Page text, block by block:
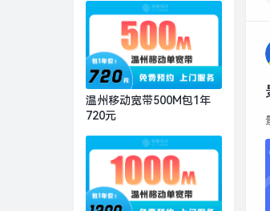
温州移动宽带500M包1年
720元